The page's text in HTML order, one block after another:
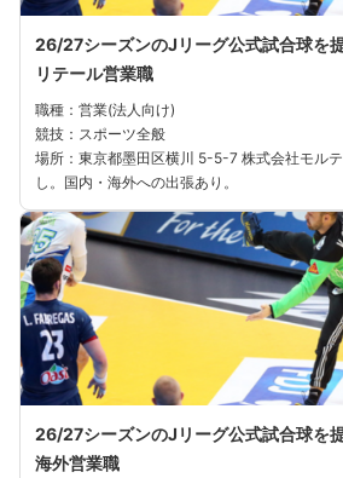
26/27シーズンのJリーグ公式試合球を
リテール営業職
職種：営業(法人向け)
競技：スポーツ全般
場所：東京都墨⽥区横川 5-5-7 株式会社モル
し。国内・海外への出張あり。
26/27シーズンのJリーグ公式試合球を
海外営業職